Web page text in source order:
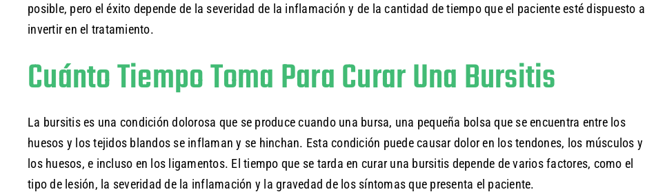
posible, pero el éxito depende de la severidad de la inflamación y de la cantidad de tiempo que el paciente esté dispuesto a
invertir en el tratamiento.
Cuánto Tiempo Toma Para Curar Una Bursitis
La bursitis es una condición dolorosa que se produce cuando una bursa, una pequeña bolsa que se encuentra entre los
huesos y los tejidos blandos se inflaman y se hinchan. Esta condición puede causar dolor en los tendones, los músculos y
los huesos, e incluso en los ligamentos. El tiempo que se tarda en curar una bursitis depende de varios factores, como el
tipo de lesión, la severidad de la inflamación y la gravedad de los síntomas que presenta el paciente.